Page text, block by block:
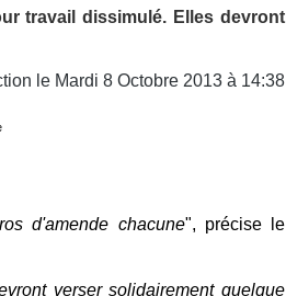
travail dissimulé. Elles devront
le Mardi 8 Octobre 2013 à 14:38
d'amende chacune", précise le
verser solidairement quelque